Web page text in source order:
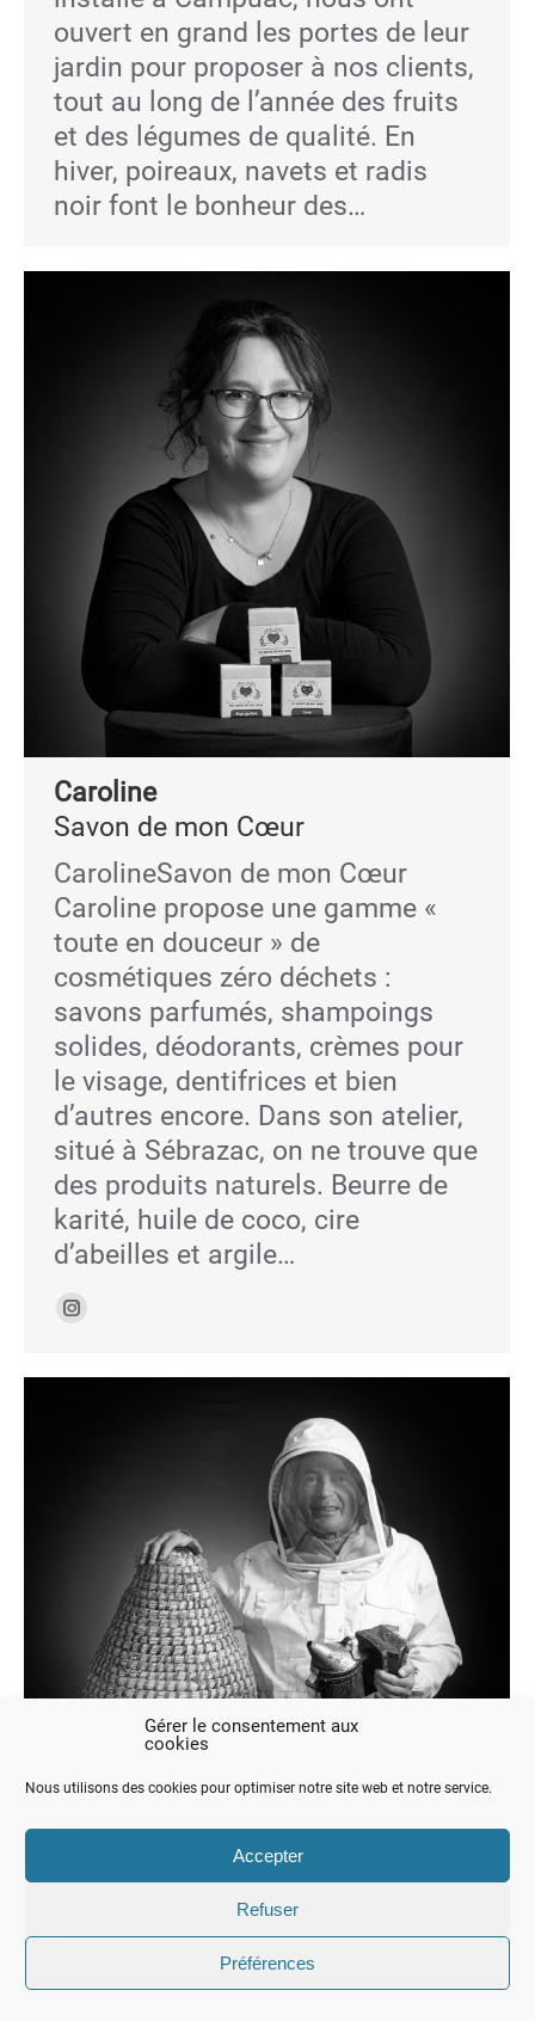
Gérer le consentement aux
cookies
Nous utilisons des cookies pour optimiser notre site web et notre service.
Accepter
Refuser
Préférences
ouvert en grand les portes de leur
jardin pour proposer à nos clients,
tout au long de l’année des fruits
et des légumes de qualité. En
hiver, poireaux, navets et radis
noir font le bonheur des…
Caroline
Savon de mon Cœur
CarolineSavon de mon Cœur
Caroline propose une gamme «
toute en douceur » de
cosmétiques zéro déchets :
savons parfumés, shampoings
solides, déodorants, crèmes pour
le visage, dentifrices et bien
d’autres encore. Dans son atelier,
situé à Sébrazac, on ne trouve que
des produits naturels. Beurre de
karité, huile de coco, cire
d’abeilles et argile…
Instagram
Apiculteur
Pierre SalellesApiculteur Cet